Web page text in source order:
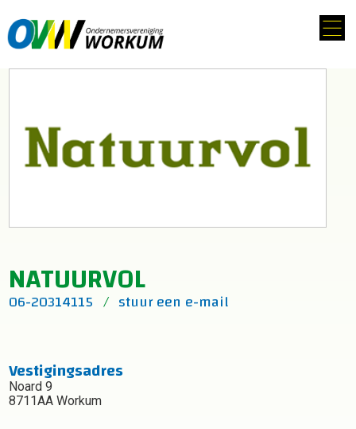
NATUURVOL
06-20314115 stuur een e-mail
Vestigingsadres
Noard 9
8711AA Workum